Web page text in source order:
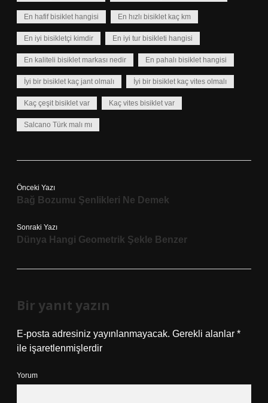
En hafif bisiklet hangisi En hızlı bisiklet kaç km
En iyi bisikletçi kimdir En iyi tur bisikleti hangisi
En kaliteli bisiklet markası nedir En pahalı bisiklet hangisi
İyi bir bisiklet kaç jant olmalı İyi bir bisiklet kaç vites olmalı
Kaç çeşit bisiklet var Kaç vites bisiklet var
Salcano Türk malı mı
Önceki Yazı
Bağ Bozumu Şenlikleri Ne Demek
Sonraki Yazı
Dünya Hangi Geometrik Şekle Benzer
Bir yanıt yazın
E-posta adresiniz yayınlanmayacak. Gerekli alanlar *
ile işaretlenmişlerdir
Yorum